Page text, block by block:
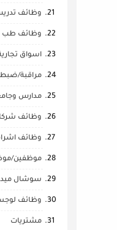
وظائف
وظائف طب
اسواق
مراقبة/ضبط
مدارس
وظائف
وظائف
موظفين/
سوشال
وظائف
مشتريات